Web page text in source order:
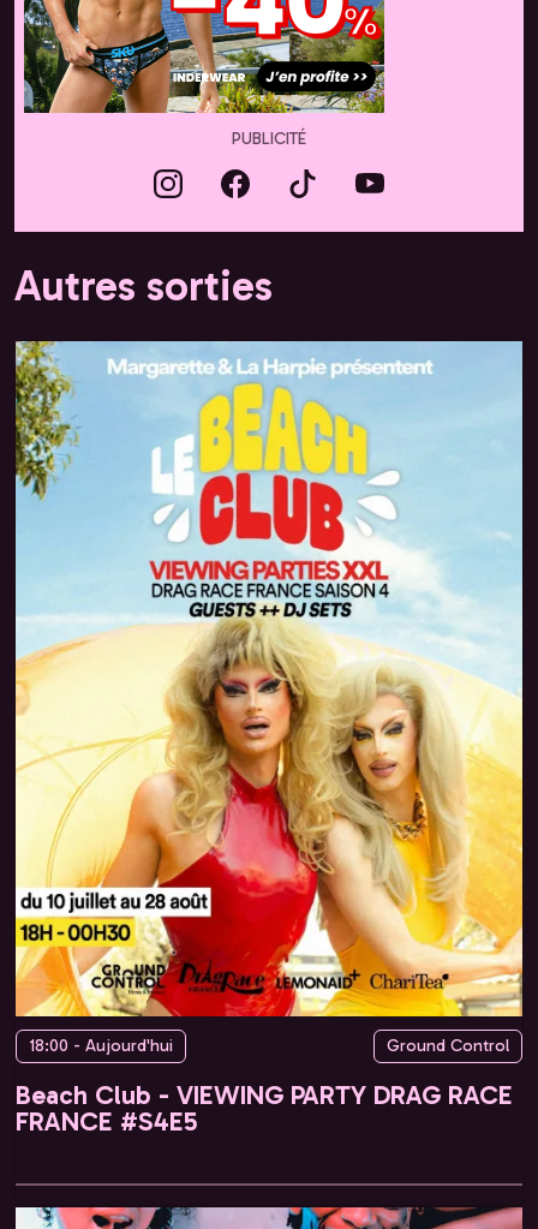
PUBLICITÉ
Autres sorties
18:00 - Aujourd'hui Ground Control
Beach Club - VIEWING PARTY DRAG RACE
FRANCE #S4E5